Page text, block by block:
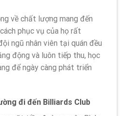
về chất lượng mang đến
phục vụ của họ rất
ngũ nhân viên tại quán đều
động và luôn tiếp thu, học
để ngày càng phát triển
đi đến Billiards Club